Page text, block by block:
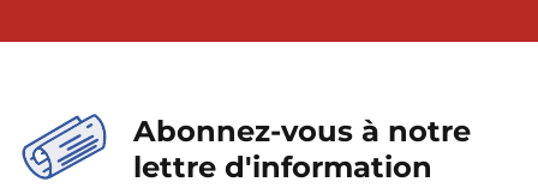
Abonnez-vous à notre
lettre d'information